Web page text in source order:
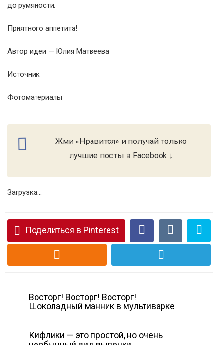
до румяности.
Приятного аппетита!
Автор идеи — Юлия Матвеева
Источник
Фотоматериалы
Жми «Нравится» и получай только
лучшие посты в Facebook ↓
Загрузка...
Поделиться в Pinterest
Восторг! Восторг! Восторг!
Шоколадный манник в мультиварке
Кифлики — это простой, но очень